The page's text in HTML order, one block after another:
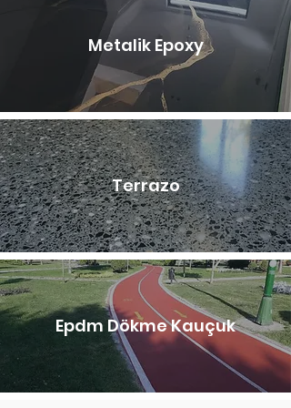
Metalik Epoxy
Terrazo
Epdm Dökme Kauçuk